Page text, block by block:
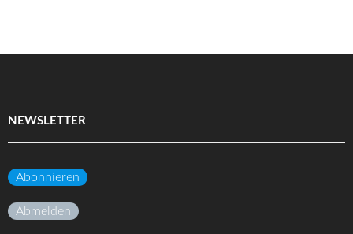
NEWSLETTER
Abonnieren
Abmelden